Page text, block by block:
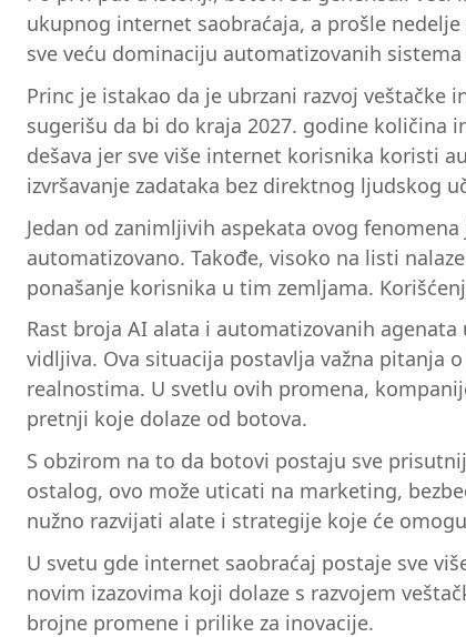
ukupnog internet saobraćaja, a prošle
sve veću dominaciju automatizovanih sistema
Princ je istakao da je ubrzani razvoj veštačke
sugerišu da bi do kraja 2027. godine
dešava jer sve više internet korisnika koristi
izvršavanje zadataka bez direktnog ljudskog
Jedan od zanimljivih aspekata ovog
automatizovano. Takođe, visoko na listi
ponašanje korisnika u tim zemljama.
Rast broja AI alata i automatizovanih
vidljiva. Ova situacija postavlja važna pitanja
realnostima. U svetlu ovih promena,
pretnji koje dolaze od botova.
S obzirom na to da botovi postaju sve
ostalog, ovo može uticati na marketing,
nužno razvijati alate i strategije koje će
U svetu gde internet saobraćaj postaje sve
novim izazovima koji dolaze s razvojem
brojne promene i prilike za inovacije.